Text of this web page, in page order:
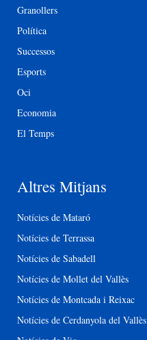
Granollers
Política
Successos
Esports
Oci
Economia
El Temps
Altres Mitjans
Notícies de Mataró
Notícies de Terrassa
Notícies de Sabadell
Notícies de Mollet del Vallès
Notícies de Montcada i Reixac
Notícies de Cerdanyola del Vallès